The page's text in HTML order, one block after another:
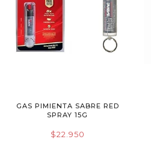
GAS PIMIENTA SABRE RED
SPRAY 15G
$22.950